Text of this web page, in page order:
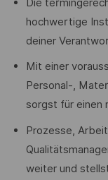
Die
hochwertige
deiner
Mit einer
Personal-,
sorgst für einen
Prozesse,
weiter und